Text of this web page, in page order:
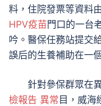
料，住院發票等資料
HPV疫苗門口的一台
吟。醫保任務站提交
誤后的生養補助在一
針對參保群眾在
檢報告 異常 目，威海